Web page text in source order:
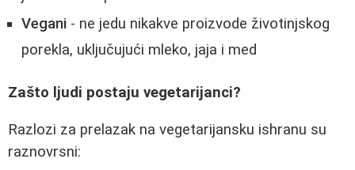
Vegani - ne jedu nikakve proizvode životinjskog
porekla, uključujući mleko, jaja i med
Zašto ljudi postaju vegetarijanci?
Razlozi za prelazak na vegetarijansku ishranu su
raznovrsni: